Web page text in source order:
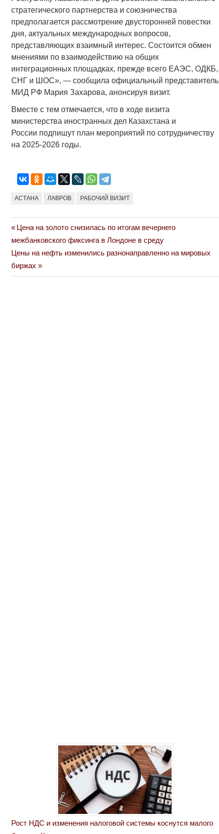
стратегического партнерства и союзничества
предполагается рассмотрение двусторонней повестки
дня, актуальных международных вопросов,
представляющих взаимный интерес. Состоится обмен
мнениями по взаимодействию на общих
интеграционных площадках, прежде всего ЕАЭС, ОДКБ,
СНГ и ШОС», — сообщила официальный представитель
МИД РФ Мария Захарова, анонсируя визит.
Вместе с тем отмечается, что в ходе визита
министерства иностранных дел Казахстана и
России подпишут план мероприятий по сотрудничеству
на 2025-2026 годы.
АСТАНА ЛАВРОВ РАБОЧИЙ ВИЗИТ
Навигация
по
записям
Previous
Post:
Цена на золото снизилась по итогам вечернего
межбанковского фиксинга в Лондоне в среду
Next
Post:
Цены на нефть изменились разнонаправленно на мировых
биржах
Рост НДС и изменения налоговой системы коснутся малого